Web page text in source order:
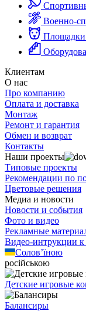
Военно-
Площадки
Клиентам
О нас
Про компанию
Оплата и доставка
Монтаж
Ремонт и гарантия
Обмен и возврат
Контакты
Наши проекты
Типовые проекты
Рекомендации по
Цветовые решения
Медиа и новости
Новости и события
Фото и видео
Рекламные
Видео-интрукции к
Солов’їною
російською
Детские игровые
Балансиры